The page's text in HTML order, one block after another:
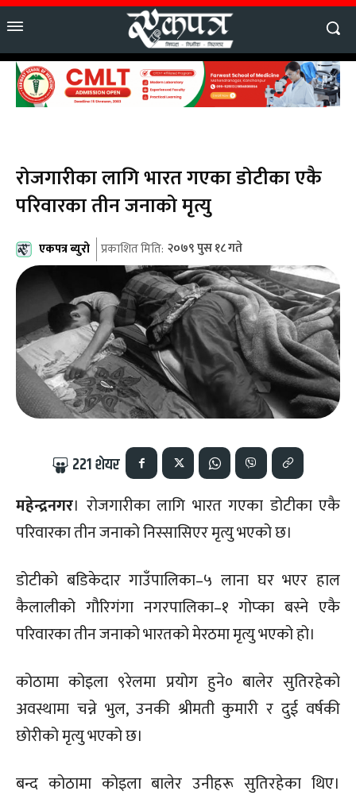
रोजगारीका लागि भारत गएका डोटीका एकै
परिवारका तीन जनाको मृत्यु
एकपत्र ब्युरो प्रकाशित मिति: २०७९ पुस १८ गते
221शेयर
महेन्द्रनगर। रोजगारीका लागि भारत गएका डोटीका एकै
परिवारका तीन जनाको निस्सासिएर मृत्यु भएको छ।
डोटीको बडिकेदार गाउँपालिका–५ लाना घर भएर हाल
कैलालीको गौरिगंगा नगरपालिका–१ गोप्का बस्ने एकै
परिवारका तीन जनाको भारतको मेरठमा मृत्यु भएको हो।
कोठामा कोइला ९रेलमा प्रयोग हुने० बालेर सुतिरहेको
अवस्थामा चन्ने भुल, उनकी श्रीमती कुमारी र दुई वर्षकी
छोरीको मृत्यु भएको छ।
बन्द कोठामा कोइला बालेर उनीहरू सुतिरहेका थिए।